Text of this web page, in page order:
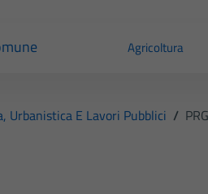
Agricoltura
Urbanistica E Lavori Pubblici /